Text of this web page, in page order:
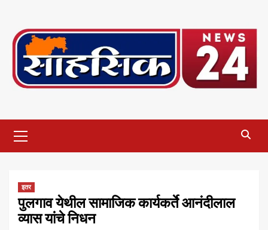
content
Menu
इतर
पुलगाव येथील सामाजिक कार्यकर्ते आनंदीलाल
व्यास यांचे निधन